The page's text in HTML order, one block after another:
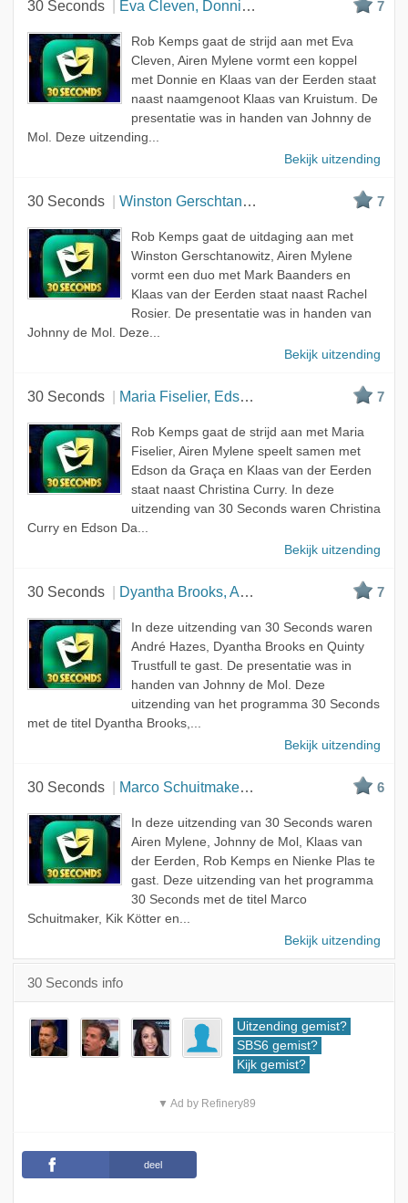
30 Seconds Eva Cleven, Donnie en Klaas van Kruistum 7
Rob Kemps gaat de strijd aan met Eva
Cleven, Airen Mylene vormt een koppel
met Donnie en Klaas van der Eerden staat
naast naamgenoot Klaas van Kruistum. De
presentatie was in handen van Johnny de
Mol. Deze uitzending...
Bekijk uitzending
30 Seconds Winston Gerschtanowitz, Mark Baanders em Rachel R... 7
Rob Kemps gaat de uitdaging aan met
Winston Gerschtanowitz, Airen Mylene
vormt een duo met Mark Baanders en
Klaas van der Eerden staat naast Rachel
Rosier. De presentatie was in handen van
Johnny de Mol. Deze...
Bekijk uitzending
30 Seconds Maria Fiselier, Edson da Graca en Christina Curry 7
Rob Kemps gaat de strijd aan met Maria
Fiselier, Airen Mylene speelt samen met
Edson da Graça en Klaas van der Eerden
staat naast Christina Curry. In deze
uitzending van 30 Seconds waren Christina
Curry en Edson Da...
Bekijk uitzending
30 Seconds Dyantha Brooks, André Hazes en Quinty Trustfull 7
In deze uitzending van 30 Seconds waren
André Hazes, Dyantha Brooks en Quinty
Trustfull te gast. De presentatie was in
handen van Johnny de Mol. Deze
uitzending van het programma 30 Seconds
met de titel Dyantha Brooks,...
Bekijk uitzending
30 Seconds Marco Schuitmaker, Kik Kötter en Nienke Plas 6
In deze uitzending van 30 Seconds waren
Airen Mylene, Johnny de Mol, Klaas van
der Eerden, Rob Kemps en Nienke Plas te
gast. Deze uitzending van het programma
30 Seconds met de titel Marco
Schuitmaker, Kik Kötter en...
Bekijk uitzending
30 Seconds info
Uitzending gemist?
SBS6 gemist?
Kijk gemist?
▼ Ad by Refinery89
deel